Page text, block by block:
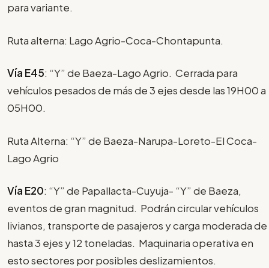
para variante.
Ruta alterna: Lago Agrio-Coca-Chontapunta.
Vía E45: “Y” de Baeza-Lago Agrio. Cerrada para
vehículos pesados de más de 3 ejes desde las 19H00 a
05H00.
Ruta Alterna: “Y” de Baeza-Narupa-Loreto-El Coca-
Lago Agrio
Vía E20: “Y” de Papallacta-Cuyuja- “Y” de Baeza,
eventos de gran magnitud. Podrán circular vehículos
livianos, transporte de pasajeros y carga moderada de
hasta 3 ejes y 12 toneladas. Maquinaria operativa en
esto sectores por posibles deslizamientos.